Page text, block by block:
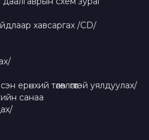
байдлаар хавсаргах /CD/
төлөвлөгөөтэй уялдуулах/
санаа